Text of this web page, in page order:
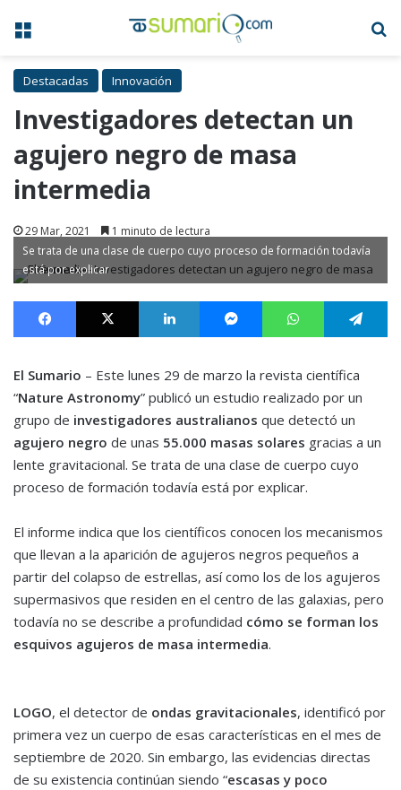
Menú
Destacadas Innovación
Investigadores detectan un
agujero negro de masa
intermedia
29 Mar, 2021 1 minuto de lectura
Se trata de una clase de cuerpo cuyo proceso de formación todavía
está por explicar
Facebook X LinkedIn MessengerWhatsApp
El Sumario – Este lunes 29 de marzo la revista científica
“Nature Astronomy” publicó un estudio realizado por un
grupo de investigadores australianos que detectó un
agujero negro de unas 55.000 masas solares gracias a un
lente gravitacional. Se trata de una clase de cuerpo cuyo
proceso de formación todavía está por explicar.
El informe indica que los científicos conocen los mecanismos
que llevan a la aparición de agujeros negros pequeños a
partir del colapso de estrellas, así como los de los agujeros
supermasivos que residen en el centro de las galaxias, pero
todavía no se describe a profundidad cómo se forman los
esquivos agujeros de masa intermedia.
LOGO, el detector de ondas gravitacionales, identificó por
primera vez un cuerpo de esas características en el mes de
septiembre de 2020. Sin embargo, las evidencias directas
de su existencia continúan siendo “escasas y poco